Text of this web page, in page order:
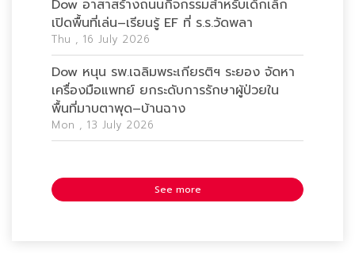
Dow อาสาสร้างถนนกิจกรรมสำหรับเด็กเล็ก
เปิดพื้นที่เล่น–เรียนรู้ EF ที่ ร.ร.วัดพลา
Thu , 16 July 2026
Dow หนุน รพ.เฉลิมพระเกียรติฯ ระยอง จัดหา
เครื่องมือแพทย์ ยกระดับการรักษาผู้ป่วยใน
พื้นที่มาบตาพุด–บ้านฉาง
Mon , 13 July 2026
See more